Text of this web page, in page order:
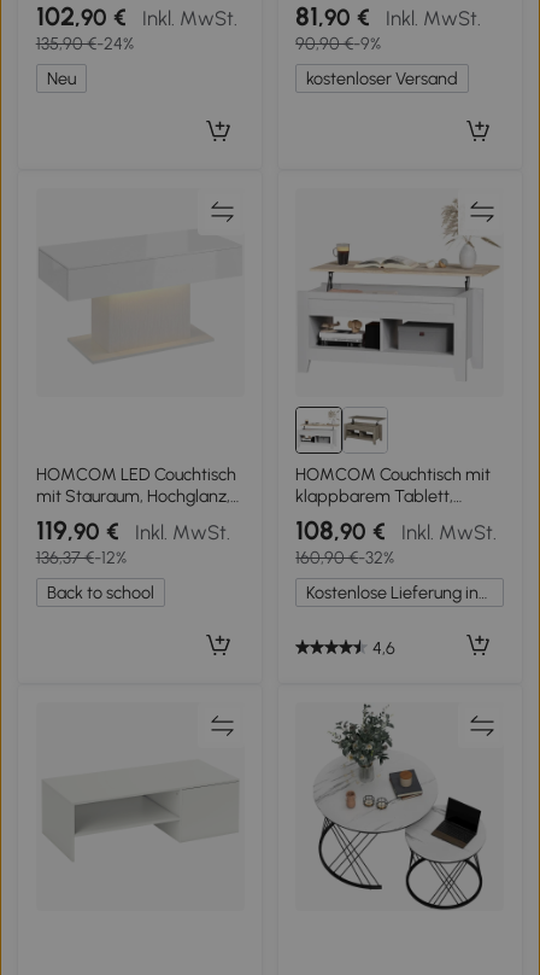
seitliche Regale,
Stahlrahmen, Couchtisch,
Eiche
102,90 € Inkl. MwSt.
135,90 €-24%
Neu
Stauraum, Lamellen-
Schiebetür, 2 Ablagen,
Holzoptik
81,90 € Inkl. MwSt.
90,90 €-9%
kostenloser Versand
HOMCOM LED Couchtisch
mit Stauraum, Hochglanz,
Modern, 2 Schubladen &
Fernbedienung, Weiß
119,90 € Inkl. MwSt.
136,37 €-12%
Back to school
HOMCOM Couchtisch mit
klappbarem Tablett,
Wohnzimmertisch mit
Regalen und verstecktem
Fach, 105 x 50 x 49-62,5 cm
für Wohnzimmer,
Schlafzimmer, Weiß
108,90 € Inkl. MwSt.
160,90 €-32%
Kostenlose Lieferung innerhalb Deutschlands
4,6